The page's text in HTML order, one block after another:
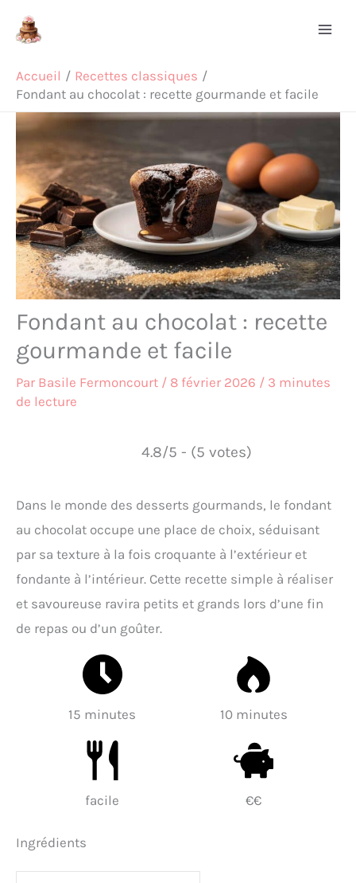
Accueil
Recettes classiques
Fondant au chocolat : recette gourmande et facile
Fondant au chocolat : recette
gourmande et facile
Par Basile Fermoncourt / 8 février 2026 / 3 minutes
de lecture
4.8/5 - (5 votes)
Dans le monde des desserts gourmands, le fondant
au chocolat occupe une place de choix, séduisant
par sa texture à la fois croquante à l’extérieur et
fondante à l’intérieur. Cette recette simple à réaliser
et savoureuse ravira petits et grands lors d’une fin
de repas ou d’un goûter.
15 minutes 10 minutes
facile €€
Ingrédients
Rechercher